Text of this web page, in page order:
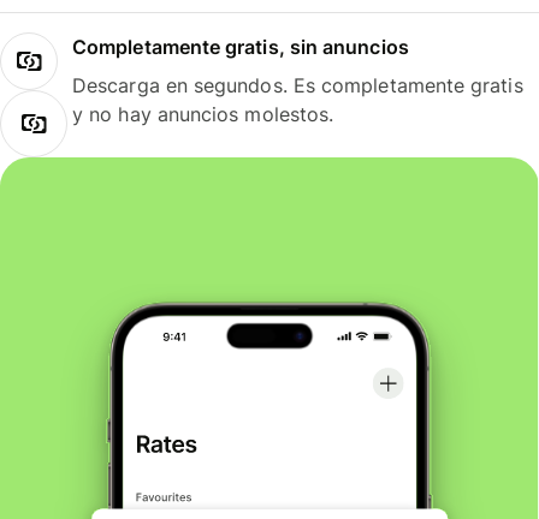
Completamente gratis, sin anuncios
Descarga en segundos. Es completamente gratis
y no hay anuncios molestos.